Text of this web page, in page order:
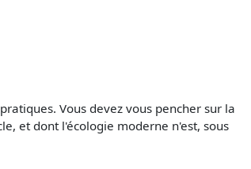
Vous devez vous pencher sur la
et dont l'écologie moderne n'est, sous